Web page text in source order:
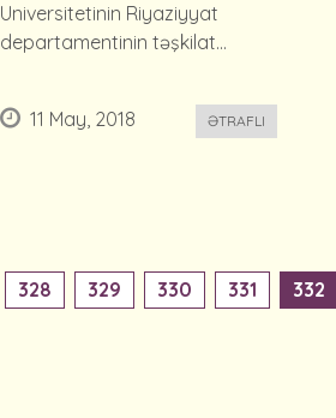
Universitetinin Riyaziyyat
departamentinin təşkilat...
11 May, 2018 ƏTRAFLI
328 329 330 331 332